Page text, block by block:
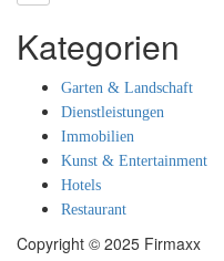
Kategorien
Garten & Landschaft
Dienstleistungen
Immobilien
Kunst & Entertainment
Hotels
Restaurant
Copyright © 2025 Firmaxx